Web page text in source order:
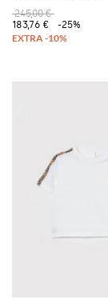
245,00 €
183,76 €
-25%